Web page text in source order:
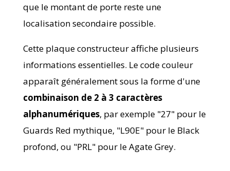
que le montant de porte reste une
localisation secondaire possible.
Cette plaque constructeur affiche plusieurs
informations essentielles. Le code couleur
apparaît généralement sous la forme d'une
combinaison de 2 à 3 caractères
alphanumériques, par exemple "27" pour le
Guards Red mythique, "L90E" pour le Black
profond, ou "PRL" pour le Agate Grey.